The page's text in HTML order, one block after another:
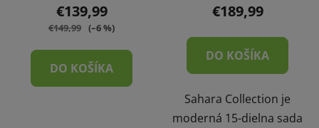
€139,99
€149,99 (–6 %)
DO KOŠÍKA
€189,99
DO KOŠÍKA
Sahara Collection je
moderná 15-dielna sada